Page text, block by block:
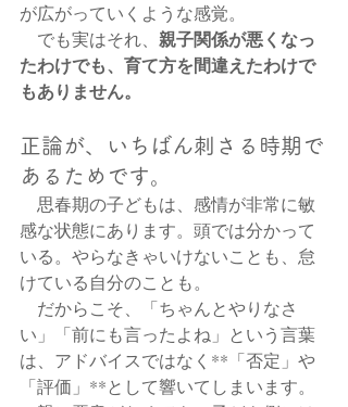
が広がっていくような感覚。
でも実はそれ、 親子関係が悪くなっ
たわけでも、育て方を間違えたわけで
もありません。
正論が、いちばん刺さる時期で
あるためです。
思春期の子どもは、感情が非常に敏
感な状態にあります。頭では分かって
いる。やらなきゃいけないことも、怠
けている自分のことも。
だからこそ、「ちゃんとやりなさ
い」「前にも言ったよね」という言葉
は、アドバイスではなく**「否定」や
「評価」**として響いてしまいます。